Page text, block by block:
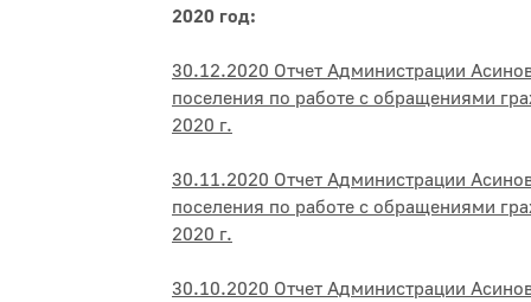
2020 год:
30.12.2020 Отчет Администрации
поселения по работе с обращениями
2020 г.
30.11.2020 Отчет Администрации
поселения по работе с обращениями
2020 г.
30.10.2020 Отчет Администрации